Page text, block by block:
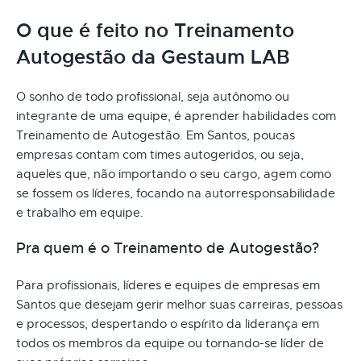
O que é feito no Treinamento
Autogestão da Gestaum LAB
O sonho de todo profissional, seja autônomo ou
integrante de uma equipe, é aprender habilidades com
Treinamento de Autogestão. Em Santos, poucas
empresas contam com times autogeridos, ou seja,
aqueles que, não importando o seu cargo, agem como
se fossem os líderes, focando na autorresponsabilidade
e trabalho em equipe.
Pra quem é o Treinamento de Autogestão?
Para profissionais, líderes e equipes de empresas em
Santos que desejam gerir melhor suas carreiras, pessoas
e processos, despertando o espírito da liderança em
todos os membros da equipe ou tornando-se líder de